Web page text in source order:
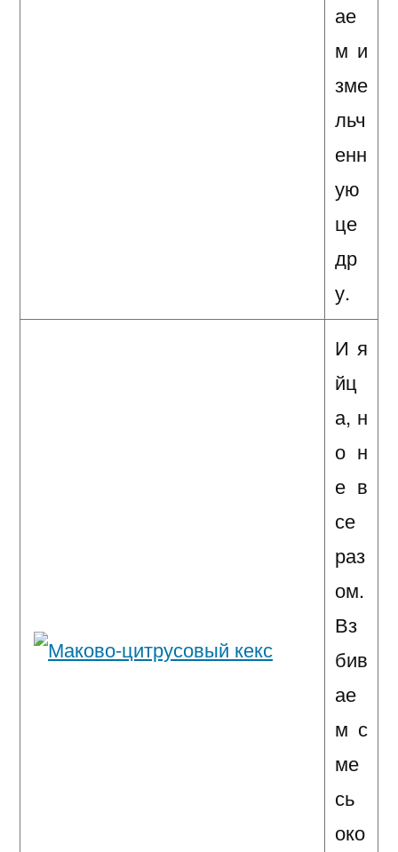
ае
м и
зме
льч
енн
ую
це
др
у.
И я
йц
а, н
о н
е в
се
раз
ом.
Вз
бив
ае
м с
ме
сь
око